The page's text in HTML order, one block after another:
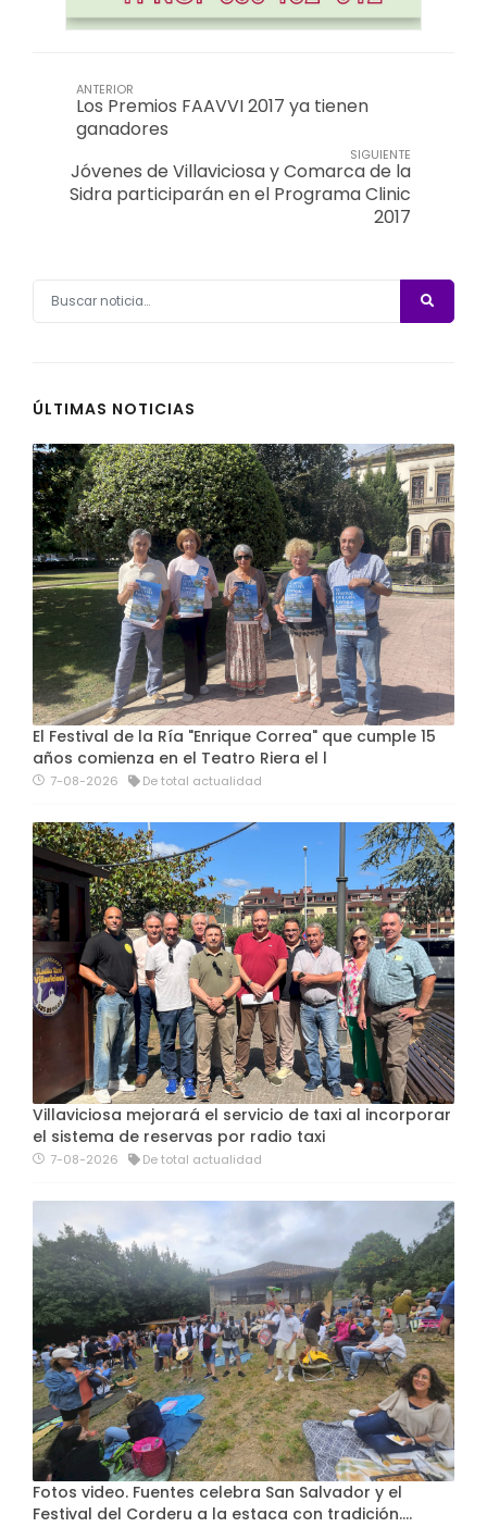
ANTERIOR
Los Premios FAAVVI 2017 ya tienen
ganadores
SIGUIENTE
Jóvenes de Villaviciosa y Comarca de la
Sidra participarán en el Programa Clinic
2017
ÚLTIMAS NOTICIAS
El Festival de la Ría "Enrique Correa" que cumple 15
años comienza en el Teatro Riera el l
7-08-2026 De total actualidad
Villaviciosa mejorará el servicio de taxi al incorporar
el sistema de reservas por radio taxi
7-08-2026 De total actualidad
Fotos video. Fuentes celebra San Salvador y el
Festival del Corderu a la estaca con tradición....